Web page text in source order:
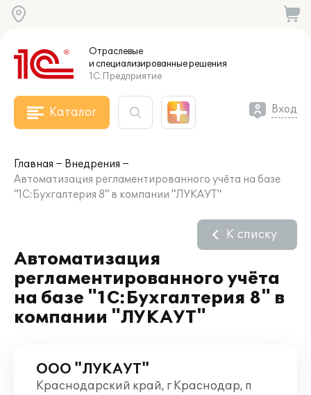
Отраслевые
и специализированныерешения
1С:Предприятие
Каталог Вход
Главная
Внедрения
Автоматизация регламентированного учёта на базе
"1С:Бухгалтерия 8" в компании "ЛУКАУТ"
Автоматизация
регламентированного учёта
на базе "1С:Бухгалтерия 8" в
компании "ЛУКАУТ"
К списку
ООО "ЛУКАУТ"
Краснодарский край, г Краснодар, п